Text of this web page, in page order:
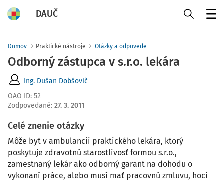
DAUČ
Domov Praktické nástroje Otázky a odpovede
Odborný zástupca v s.r.o. lekára
Ing. Dušan Dobšovič
OAO ID: 52
Zodpovedané: 27. 3. 2011
Celé znenie otázky
Môže byť v ambulancii praktického lekára, ktorý
poskytuje zdravotnú starostlivosť formou s.r.o.,
zamestnaný lekár ako odborný garant na dohodu o
vykonaní práce, alebo musí mať pracovnú zmluvu, hoci